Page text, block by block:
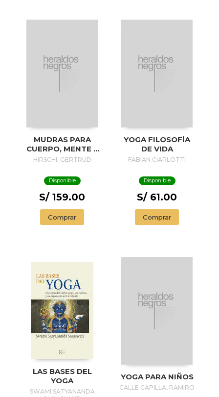
MUDRAS PARA
CUERPO, MENTE Y
ESPÍRITU
HIRSCHI, GERTRUD
Disponible
S/ 159.00
Comprar
YOGA FILOSOFÍA
DE VIDA
FABIAN CIARLOTTI
Disponible
S/ 61.00
Comprar
LAS BASES DEL
YOGA
SWAMI SATYANANDA
YOGA PARA NIÑOS
CALLE CAPILLA, RAMIRO